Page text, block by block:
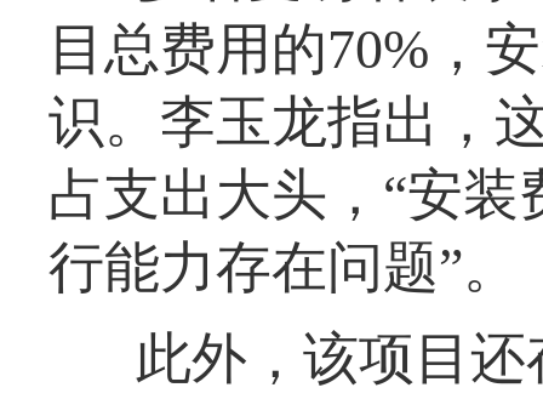
目总费用的70%，
识。李玉龙指出，
占支出大头，“安
行能力存在问题”。
此外，该项目